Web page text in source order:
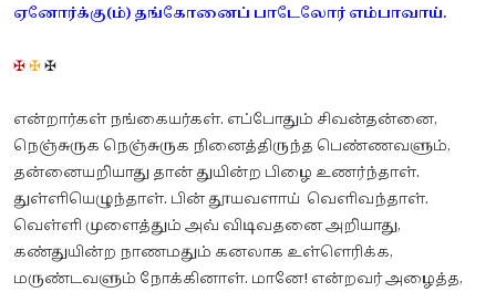
ஏனோர்க்கு(ம்) தங்கோனைப் பாடேலோர் எம்பாவாய்.
✠✠✠
என்றார்கள் நங்கையர்கள். எப்போதும் சிவன்தன்னை,
நெஞ்சுருக நெஞ்சுருக நினைத்திருந்த பெண்ணவளும்,
தன்னையறியாது தான் துயின்ற பிழை உணர்ந்தாள்.
துள்ளியெழுந்தாள். பின் தூயவளாய் வெளிவந்தாள்.
வெள்ளி முளைத்தும் அவ் விடிவதனை அறியாது,
கண்துயின்ற நாணமதும் கனலாக உள்ளெரிக்க,
மருண்டவளும் நோக்கினாள். மானே! என்றவர் அழைத்த,